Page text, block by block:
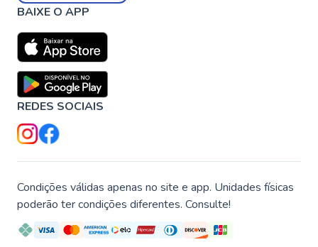
BAIXE O APP
REDES SOCIAIS
Condições válidas apenas no site e app. Unidades físicas
poderão ter condições diferentes. Consulte!